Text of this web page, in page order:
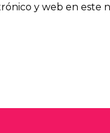
y web en este